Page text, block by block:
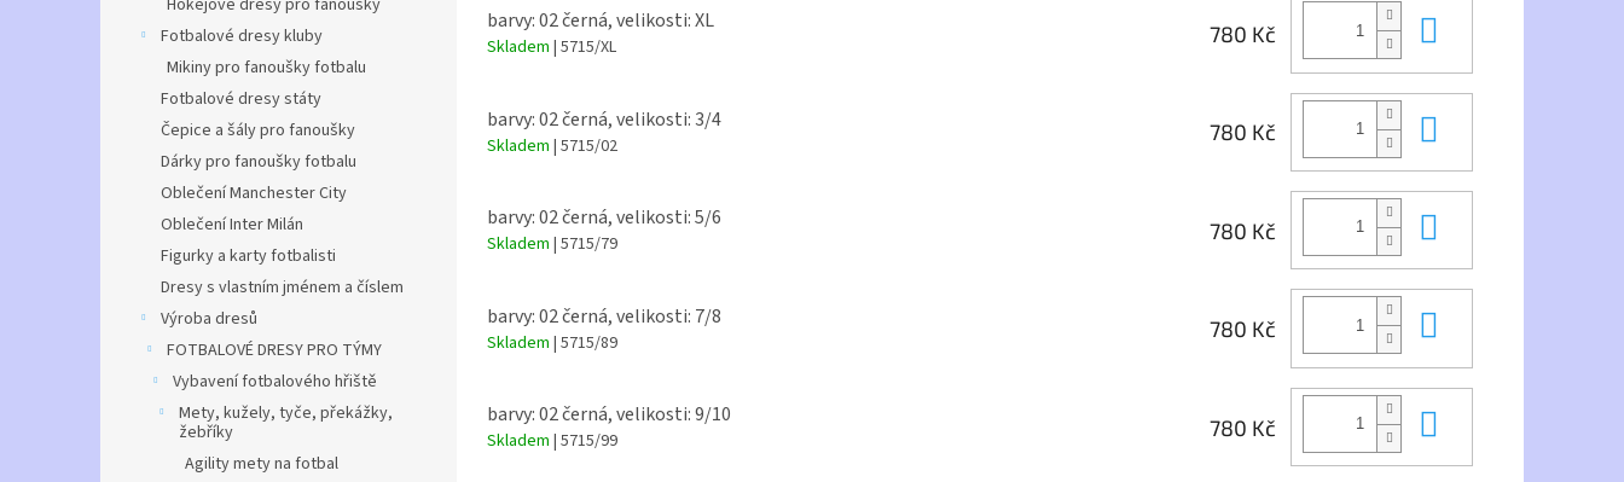
Hokejové dresy pro fanoušky
Fotbalové dresy kluby
Mikiny pro fanoušky fotbalu
Fotbalové dresy státy
Čepice a šály pro fanoušky
Dárky pro fanoušky fotbalu
Oblečení Manchester City
Oblečení Inter Milán
Figurky a karty fotbalisti
Dresy s vlastním jménem a číslem
Výroba dresů
FOTBALOVÉ DRESY PRO TÝMY
Vybavení fotbalového hřiště
Mety, kužely, tyče, překážky,
žebříky
Agility mety na fotbal
barvy: 02 černá, velikosti: XL
Skladem | 5715/XL
780 Kč
barvy: 02 černá, velikosti: 3/4
Skladem | 5715/02
780 Kč
barvy: 02 černá, velikosti: 5/6
Skladem | 5715/79
780 Kč
barvy: 02 černá, velikosti: 7/8
Skladem | 5715/89
780 Kč
barvy: 02 černá, velikosti: 9/10
Skladem | 5715/99
780 Kč